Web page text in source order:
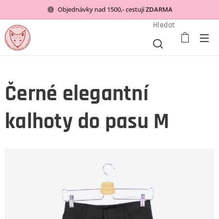
Objednávky nad 1500,- cestujíZDARMA
Hledat
Černé elegantní
kalhoty do pasu M